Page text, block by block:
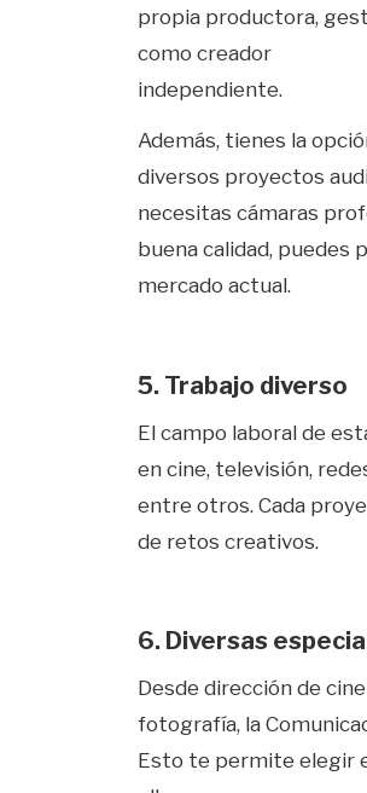
propia productora,
como creador
independiente.
Además, tienes la
diversos proyectos
necesitas cámaras
buena calidad, puedes
mercado actual.
5. Trabajo diverso
El campo laboral de
en cine, televisión,
entre otros. Cada
de retos creativos.
6. Diversas
Desde dirección de
fotografía, la
Esto te permite elegir